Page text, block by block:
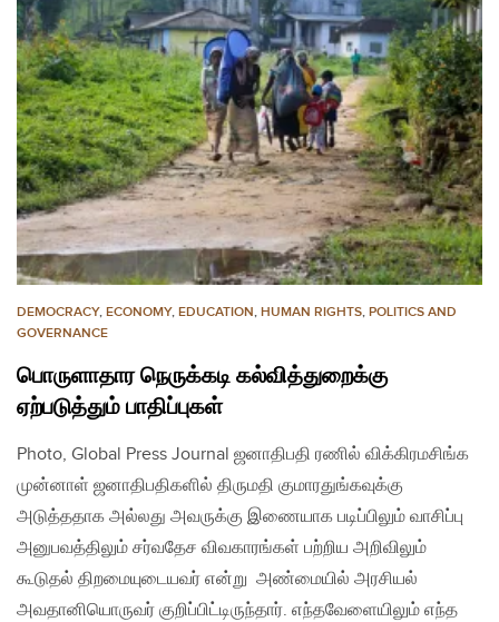
DEMOCRACY, ECONOMY, EDUCATION, HUMAN RIGHTS, POLITICS AND
GOVERNANCE
பொருளாதார நெருக்கடி கல்வித்துறைக்கு
ஏற்படுத்தும் பாதிப்புகள்
Photo, Global Press Journal ஜனாதிபதி ரணில் விக்கிரமசிங்க
முன்னாள் ஜனாதிபதிகளில் திருமதி குமாரதுங்கவுக்கு
அடுத்ததாக அல்லது அவருக்கு இணையாக படிப்பிலும் வாசிப்பு
அனுபவத்திலும் சர்வதேச விவகாரங்கள் பற்றிய அறிவிலும்
கூடுதல் திறமையுடையவர் என்று அண்மையில் அரசியல்
அவதானியொருவர் குறிப்பிட்டிருந்தார். எந்தவேளையிலும் எந்த